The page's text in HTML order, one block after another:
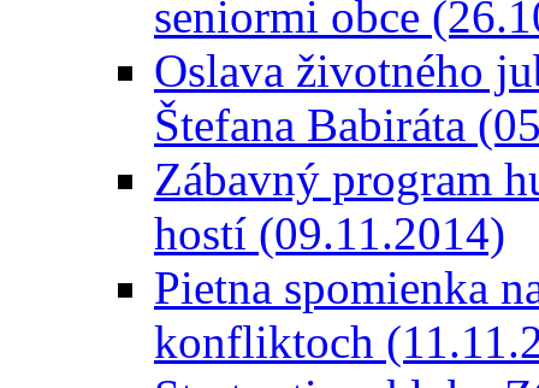
seniormi obce
Oslava životného
Štefana Babiráta
Zábavný program
hostí (09.11.2014)
Pietna spomienka
konfliktoch